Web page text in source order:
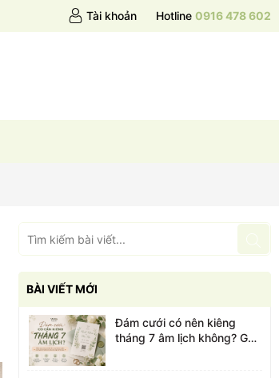
Tài khoản Hotline 0916 478 602
BÀI VIẾT MỚI
Đám cưới có nên kiêng
tháng 7 âm lịch không? Góc